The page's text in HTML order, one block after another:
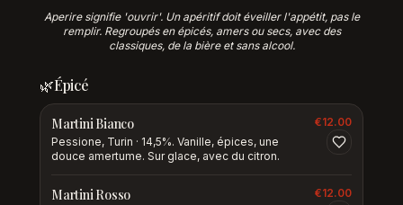
Aperire signifie 'ouvrir'. Un apéritif doit éveiller l'appétit, pas le
remplir. Regroupés en épicés, amers ou secs, avec des
classiques, de la bière et sans alcool.
🌿Épicé
Martini Bianco
Pessione, Turin · 14,5%. Vanille, épices, une
douce amertume. Sur glace, avec du citron.
€12.00
Martini Rosso €12.00